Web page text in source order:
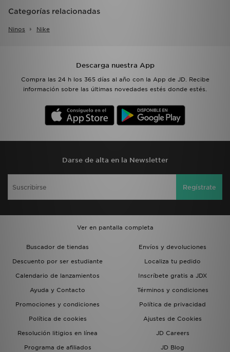
Categorías relacionadas
Ninos Nike
Descarga nuestra App
Compra las 24 h los 365 días al año con la App de JD. Recibe
información sobre las últimas novedades estés donde estés.
Darse de alta en la Newsletter
Regístrate
Ver en pantalla completa
Buscador de tiendas
Envíos y devoluciones
Descuento por ser estudiante
Localiza tu pedido
Calendario de lanzamientos
Inscríbete gratis a JDX
Ayuda y Contacto
Términos y condiciones
Promociones y condiciones
Política de privacidad
Política de cookies
Ajustes de Cookies
Resolución litigios en línea
JD Careers
Programa de afiliados
JD Blog